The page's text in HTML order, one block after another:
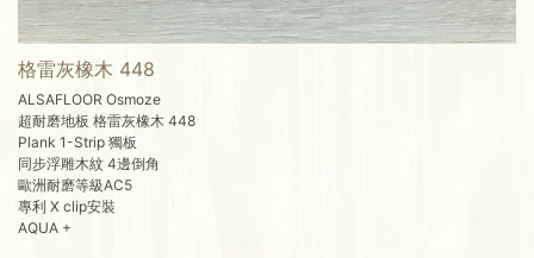
格雷灰橡木 448
ALSAFLOOR Osmoze
超耐磨地板 格雷灰橡木 448
Plank 1-Strip 獨板
同步浮雕木紋 4邊倒角
歐洲耐磨等級AC5
專利 X clip安裝
AQUA +